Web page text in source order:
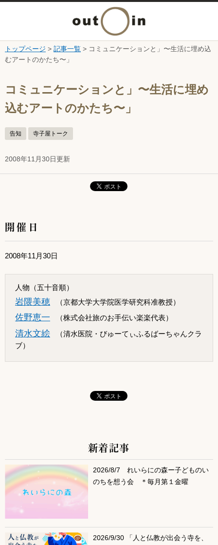
本文へ
ニ
ュ
ー
を
開
く
トップページ > 記事一覧 > コミュニケーションと」〜生活に埋め込
むアートのかたち〜」
コミュニケーションと」〜生活に埋め
込むアートのかたち〜」
告知 寺子屋トーク
2008年11月30日更新
開催日
2008年11月30日
人物（五十音順）
岩隈美穂 （京都大学大学院医学研究科准教授）
佐野恵一 （株式会社旅のお手伝い楽楽代表）
清水文絵
（清水医院・びゅーてぃふるばーちゃんクラ
ブ）
サブコンテンツ
新着記事
2026/8/7 れいらにの森ー子どものい
のちを想う会 ＊毎月第１金曜
2026/9/30 「人と仏教が出会う寺を、